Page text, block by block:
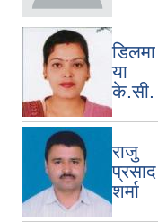
डिलमा
या
के.सी.
राजु
प्रसाद
शर्मा